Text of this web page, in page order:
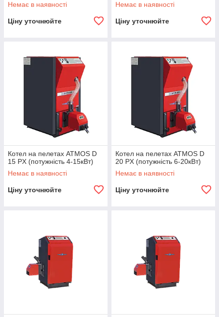
Немає в наявності
Ціну уточнюйте
Немає в наявності
Ціну уточнюйте
Котел на пелетах ATMOS D
15 PX (потужність 4-15кВт)
Немає в наявності
Ціну уточнюйте
Котел на пелетах ATMOS D
20 PX (потужність 6-20кВт)
Немає в наявності
Ціну уточнюйте